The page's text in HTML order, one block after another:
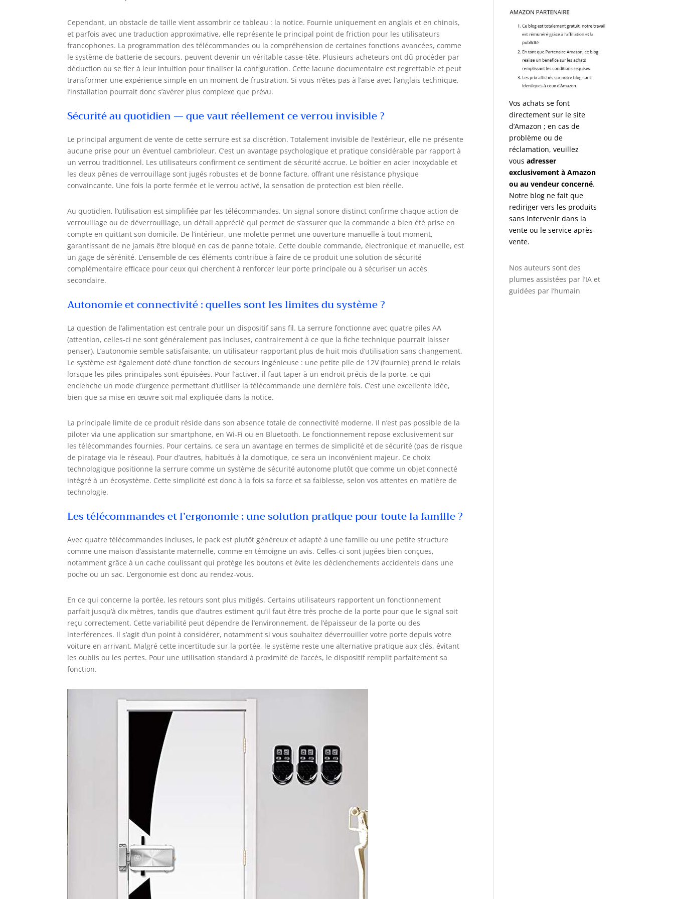
Cependant, un obstacle de taille vient assombrir ce tableau : la notice. Fournie uniquement en anglais et en chinois,
et parfois avec une traduction approximative, elle représente le principal point de friction pour les utilisateurs
francophones. La programmation des télécommandes ou la compréhension de certaines fonctions avancées, comme
le système de batterie de secours, peuvent devenir un véritable casse-tête. Plusieurs acheteurs ont dû procéder par
déduction ou se fier à leur intuition pour finaliser la configuration. Cette lacune documentaire est regrettable et peut
transformer une expérience simple en un moment de frustration. Si vous n’êtes pas à l’aise avec l’anglais technique,
l’installation pourrait donc s’avérer plus complexe que prévu.
Sécurité au quotidien — que vaut réellement ce verrou invisible ?
Le principal argument de vente de cette serrure est sa discrétion. Totalement invisible de l’extérieur, elle ne présente
aucune prise pour un éventuel cambrioleur. C’est un avantage psychologique et pratique considérable par rapport à
un verrou traditionnel. Les utilisateurs confirment ce sentiment de sécurité accrue. Le boîtier en acier inoxydable et
les deux pênes de verrouillage sont jugés robustes et de bonne facture, offrant une résistance physique
convaincante. Une fois la porte fermée et le verrou activé, la sensation de protection est bien réelle.
Au quotidien, l’utilisation est simplifiée par les télécommandes. Un signal sonore distinct confirme chaque action de
verrouillage ou de déverrouillage, un détail apprécié qui permet de s’assurer que la commande a bien été prise en
compte en quittant son domicile. De l’intérieur, une molette permet une ouverture manuelle à tout moment,
garantissant de ne jamais être bloqué en cas de panne totale. Cette double commande, électronique et manuelle, est
un gage de sérénité. L’ensemble de ces éléments contribue à faire de ce produit une solution de sécurité
complémentaire efficace pour ceux qui cherchent à renforcer leur porte principale ou à sécuriser un accès
secondaire.
Autonomie et connectivité : quelles sont les limites du système ?
La question de l’alimentation est centrale pour un dispositif sans fil. La serrure fonctionne avec quatre piles AA
(attention, celles-ci ne sont généralement pas incluses, contrairement à ce que la fiche technique pourrait laisser
penser). L’autonomie semble satisfaisante, un utilisateur rapportant plus de huit mois d’utilisation sans changement.
Le système est également doté d’une fonction de secours ingénieuse : une petite pile de 12V (fournie) prend le relais
lorsque les piles principales sont épuisées. Pour l’activer, il faut taper à un endroit précis de la porte, ce qui
enclenche un mode d’urgence permettant d’utiliser la télécommande une dernière fois. C’est une excellente idée,
bien que sa mise en œuvre soit mal expliquée dans la notice.
La principale limite de ce produit réside dans son absence totale de connectivité moderne. Il n’est pas possible de la
piloter via une application sur smartphone, en Wi-Fi ou en Bluetooth. Le fonctionnement repose exclusivement sur
les télécommandes fournies. Pour certains, ce sera un avantage en termes de simplicité et de sécurité (pas de risque
de piratage via le réseau). Pour d’autres, habitués à la domotique, ce sera un inconvénient majeur. Ce choix
technologique positionne la serrure comme un système de sécurité autonome plutôt que comme un objet connecté
intégré à un écosystème. Cette simplicité est donc à la fois sa force et sa faiblesse, selon vos attentes en matière de
technologie.
Les télécommandes et l’ergonomie : une solution pratique pour toute la famille ?
Avec quatre télécommandes incluses, le pack est plutôt généreux et adapté à une famille ou une petite structure
comme une maison d’assistante maternelle, comme en témoigne un avis. Celles-ci sont jugées bien conçues,
notamment grâce à un cache coulissant qui protège les boutons et évite les déclenchements accidentels dans une
poche ou un sac. L’ergonomie est donc au rendez-vous.
En ce qui concerne la portée, les retours sont plus mitigés. Certains utilisateurs rapportent un fonctionnement
parfait jusqu’à dix mètres, tandis que d’autres estiment qu’il faut être très proche de la porte pour que le signal soit
reçu correctement. Cette variabilité peut dépendre de l’environnement, de l’épaisseur de la porte ou des
interférences. Il s’agit d’un point à considérer, notamment si vous souhaitez déverrouiller votre porte depuis votre
voiture en arrivant. Malgré cette incertitude sur la portée, le système reste une alternative pratique aux clés, évitant
les oublis ou les pertes. Pour une utilisation standard à proximité de l’accès, le dispositif remplit parfaitement sa
fonction.
Vos achats se font
directement sur le site
d’Amazon ; en cas de
problème ou de
réclamation, veuillez
vousadresser
exclusivement à Amazon
ou au vendeur concerné.
Notre blog ne fait que
rediriger vers les produits
sans intervenir dans la
vente ou le service après-
vente.
Nos auteurs sont des
plumes assistées par l’IA et
guidées par l’humain